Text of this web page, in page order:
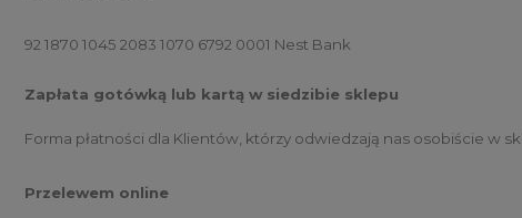
92 1870 1045 2083 1070 6792 0001 Nest Bank
Zapłata gotówką lub kartą w siedzibie sklepu
Forma płatności dla Klientów, którzy odwiedzają nas osobiście w
Przelewem online